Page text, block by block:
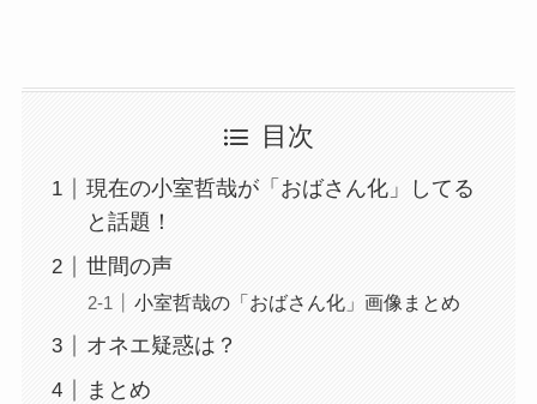
目次
現在の小室哲哉が「おばさん化」してる
と話題！
世間の声
小室哲哉の「おばさん化」画像まとめ
オネエ疑惑は？
まとめ